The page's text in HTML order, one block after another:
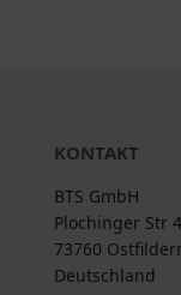
KONTAKT
BTS GmbH
Plochinger Str
73760
Deutschland